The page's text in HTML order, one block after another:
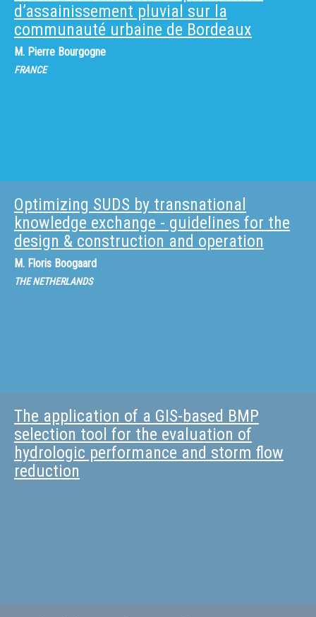
d’assainissement pluvial sur la
communauté urbaine de Bordeaux
M. Pierre Bourgogne
FRANCE
Optimizing SUDS by transnational
knowledge exchange - guidelines for the
design & construction and operation
M. Floris Boogaard
THE NETHERLANDS
The application of a GIS-based BMP
selection tool for the evaluation of
hydrologic performance and storm flow
reduction